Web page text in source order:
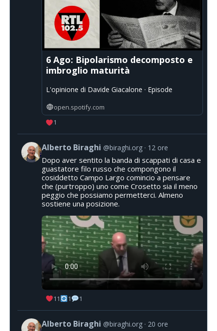
6 Ago: Bipolarismo decomposto e
imbroglio maturità
L'opinione di Davide Giacalone · Episode
open.spotify.com
1
Alberto Biraghi @biraghi.org 12 ore
Dopo aver sentito la banda di scappati di casa e
guastatore filo russo che compongono il
cosiddetto Campo Largo comincio a pensare
che (purtroppo) uno come Crosetto sia il meno
peggio che possiamo permetterci. Almeno
sostiene una posizione.
11 1 1
Alberto Biraghi @biraghi.org 20 ore